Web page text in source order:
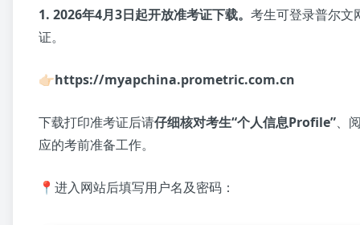
1. 2026年4月3日起开放准考证下载。 考生可登录普尔文
证。
👉🏻https://myapchina.prometric.com.cn
下载打印准考证后请仔细核对考生“个人信息Profile”、
应的考前准备工作。
📍进入网站后填写用户名及密码：